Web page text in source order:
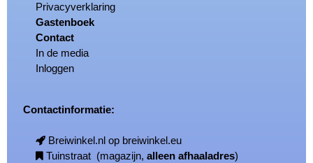
Privacyverklaring
Gastenboek
Contact
In de media
Inloggen
Contactinformatie:
Breiwinkel.nl op breiwinkel.eu
Tuinstraat (magazijn,alleen afhaaladres)